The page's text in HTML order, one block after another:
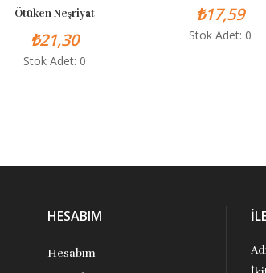
Ötüken Neşriyat
₺21,30
Stok Adet: 0
₺17,59
Stok Adet: 0
HESABIM
Hesabım